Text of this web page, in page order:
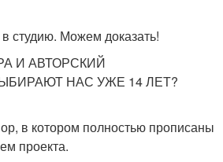
студию. Можем доказать!
И АВТОРСКИЙ
НАС УЖЕ 14 ЛЕТ?
в котором полностью прописаны
проекта.